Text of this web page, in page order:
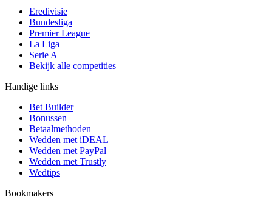
Eredivisie
Bundesliga
Premier League
La Liga
Serie A
Bekijk alle competities
Handige links
Bet Builder
Bonussen
Betaalmethoden
Wedden met iDEAL
Wedden met PayPal
Wedden met Trustly
Wedtips
Bookmakers